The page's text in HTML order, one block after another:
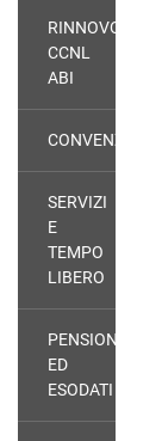
RINNOVO
CCNL
ABI
CONVENZIONI
SERVIZI
E
TEMPO
LIBERO
PENSIONATI
ED
ESODATI